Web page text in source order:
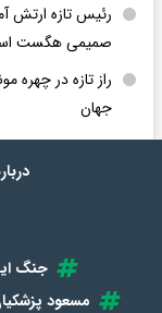
رئیس تازه ارتش
صمیمی هگست
راز تازه در چهره
جهان
جنگ
مسعود